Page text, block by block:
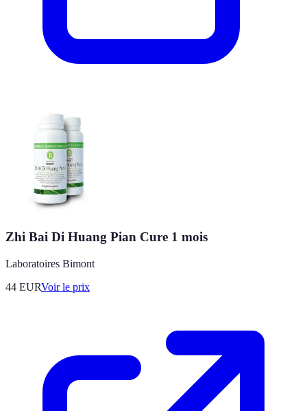
Zhi Bai Di Huang Pian Cure 1 mois
Laboratoires Bimont
44 EURVoir le prix